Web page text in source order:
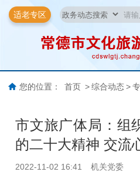
适老专区
您的位置： 首页 > 综合动态 >
市文旅广体局：组
的二十大精神 交流
2022-11-02 16:41 机关党委